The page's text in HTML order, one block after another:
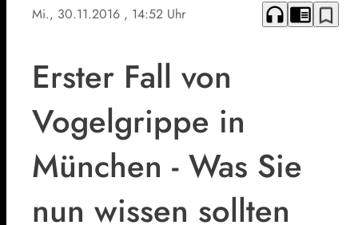
Mi., 30.11.2016 , 14:52 Uhr headphones chrome_reader_mode bookmark_border
Erster Fall von
Vogelgrippe in
München - Was Sie
nun wissen sollten